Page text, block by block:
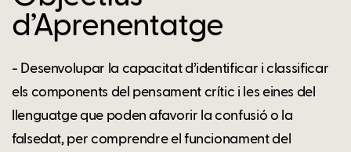
d’Aprenentatge
- Desenvolupar la capacitat d’identificar i classificar
els components del pensament crític i les eines del
llenguatge que poden afavorir la confusió o la
falsedat, per comprendre el funcionament del